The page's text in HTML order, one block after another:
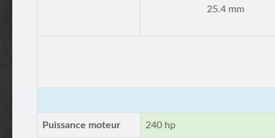
25.4 mm
Puissance moteur 240 hp